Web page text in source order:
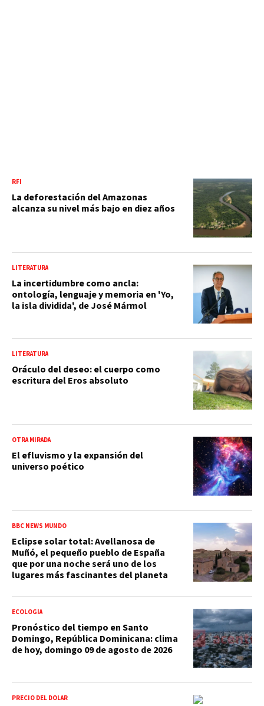
RFI
La deforestación del Amazonas
alcanza su nivel más bajo en diez años
LITERATURA
La incertidumbre como ancla:
ontología, lenguaje y memoria en 'Yo,
la isla dividida', de José Mármol
LITERATURA
Oráculo del deseo: el cuerpo como
escritura del Eros absoluto
OTRA MIRADA
El efluvismo y la expansión del
universo poético
BBC NEWS MUNDO
Eclipse solar total: Avellanosa de
Muñó, el pequeño pueblo de España
que por una noche será uno de los
lugares más fascinantes del planeta
ECOLOGÍA
Pronóstico del tiempo en Santo
Domingo, República Dominicana: clima
de hoy, domingo 09 de agosto de 2026
PRECIO DEL DÓLAR